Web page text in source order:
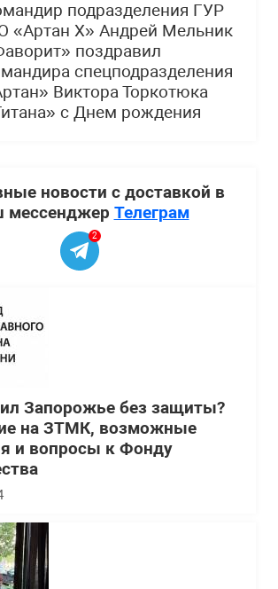
подразделения ГУР
«Артан Х» Андрей Мельник
поздравил
спецподразделения
Виктора Торкотюка
с Днем рождения
новости с доставкой в
мессенджер Телеграм
2
Запорожье без защиты?
на ЗТМК, возможные
и вопросы к Фонду